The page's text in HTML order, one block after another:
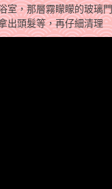
室，那層霧矇矇的玻璃
出頭髮等，再仔細清理